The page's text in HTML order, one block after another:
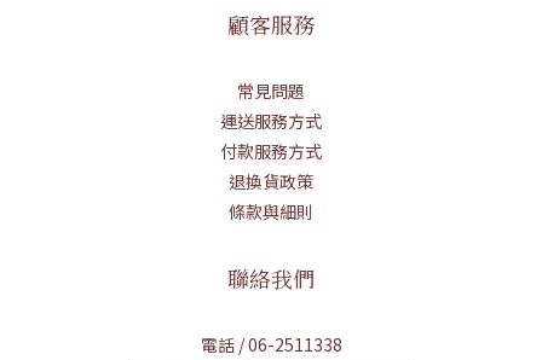
顧客服務
常見問題
運送服務方式
付款服務方式
退換貨政策
條款與細則
聯絡我們
電話 / 06-2511338